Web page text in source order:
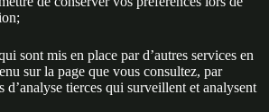
sont mis en place par d’autres services en
sur la page que vous consultez, par
d’analyse tierces qui surveillent et analysent